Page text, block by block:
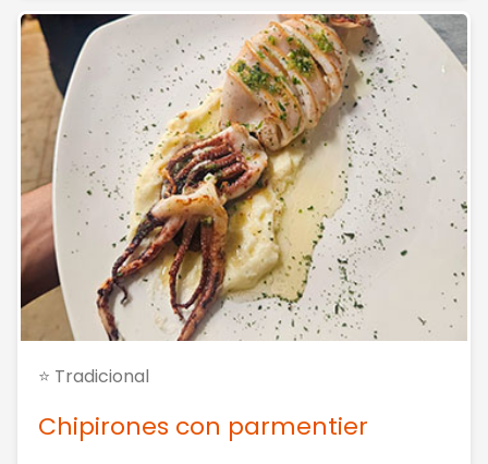
⭐ Tradicional
Chipirones con parmentier